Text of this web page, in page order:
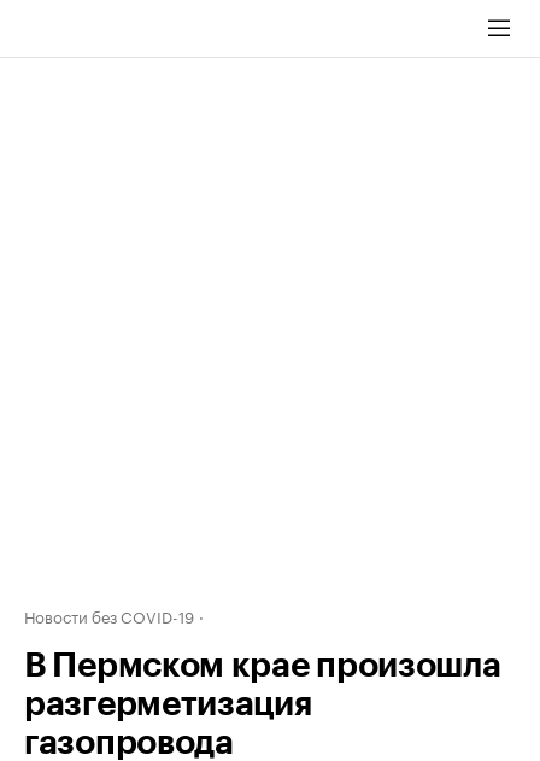
Новости без COVID-19
В Пермском крае произошла
разгерметизация
газопровода